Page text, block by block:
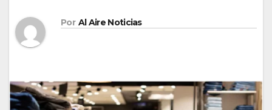
Por Al Aire Noticias